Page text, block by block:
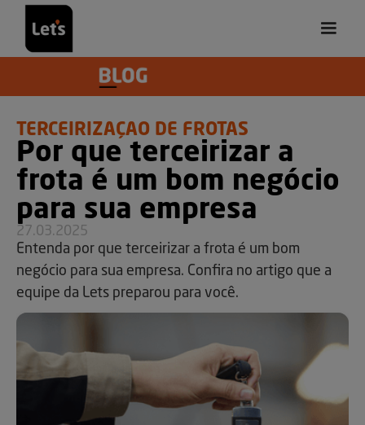
TERCEIRIZAÇÃO DE FROTAS
Por que terceirizar a
frota é um bom negócio
para sua empresa
27.03.2025
Entenda por que terceirizar a frota é um bom
negócio para sua empresa. Confira no artigo que a
equipe da Lets preparou para você.